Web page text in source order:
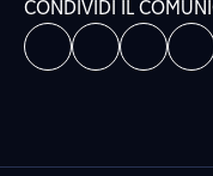
CONDIVIDI IL